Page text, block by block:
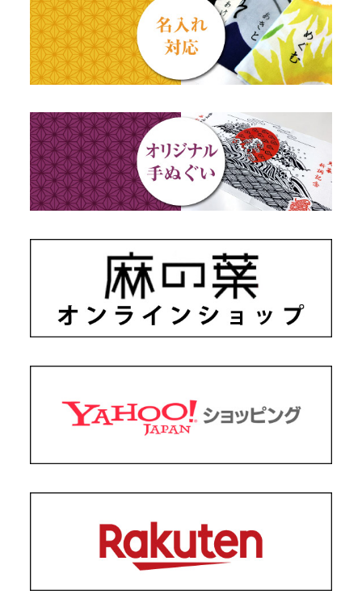
動物・その他
江戸小紋・総柄・無地
藍染め・絞り染め
ギフトセット
出産祝い
秋のギフト